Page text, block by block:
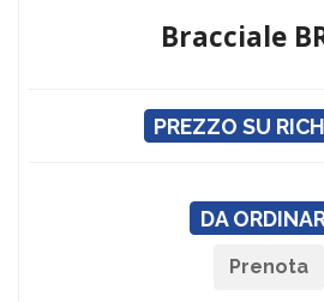
Bracciale
PREZZO SU
DA
Prenota